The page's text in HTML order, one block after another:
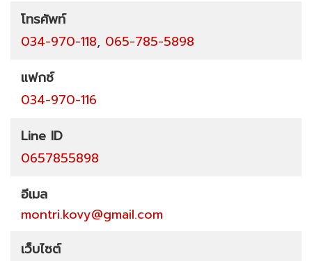
โทรศัพท์
034-970-118, 065-785-5898
แฟกซ์
034-970-116
Line ID
0657855898
อีเมล
montri.kovy@gmail.com
เว็บไซต์